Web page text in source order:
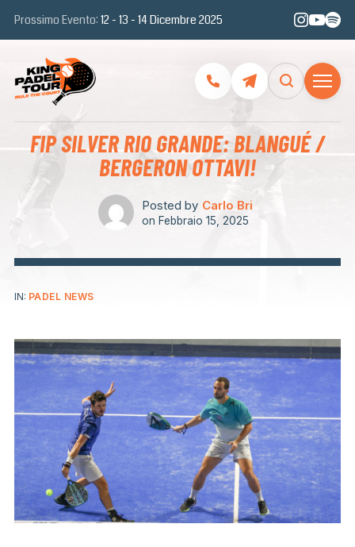
Prossimo Evento: 12 - 13 - 14 Dicembre 2025
FIP SILVER RIO GRANDE: BLANGUÉ /
BERGERON OTTAVI!
Posted by Carlo Bri
on Febbraio 15, 2025
IN: PADEL NEWS